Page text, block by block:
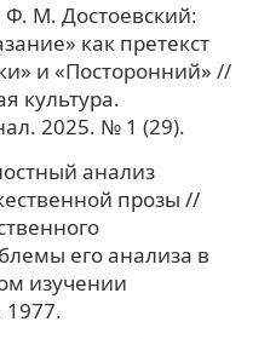
М. Достоевский:
как претекст
и «Посторонний» //
культура.
2025. № 1 (29).
анализ
прозы //
его анализа в
изучении
1977.